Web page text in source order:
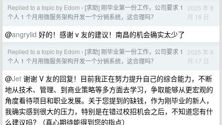
Replied to a topic by Edom › [求助] 刚毕业第一份工作，公司要求 1
个人 1 个月用微服务架构开发一个分销系统，这合理吗？
2025 年 8
月 18 日
@angrylid 好的！感谢 v 友的建议！南昌的机会确实太少了
Replied to a topic by Edom › [求助] 刚毕业第一份工作，公司要求 1
个人 1 个月用微服务架构开发一个分销系统，这合理吗？
2025 年 8
月 17 日
@Jet 谢谢 V 友的回复！目前我正在努力提升自己的综合能力，不断
地从技术、管理、到商业策略等多方面去学习，争取能够从更宏观的
角度看待项目和职业发展。关于您提到的缺钱，作为刚毕业的新人，
我确实感到很大的压力，特别是在错过校招机会之后，不知道您有什
么建议吗? （真心期待能得到您的指点）